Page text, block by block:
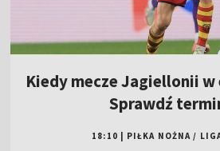
Kiedy mecze Jagiellonii w
Sprawdź
18:10 PIŁKA NOŻNA /